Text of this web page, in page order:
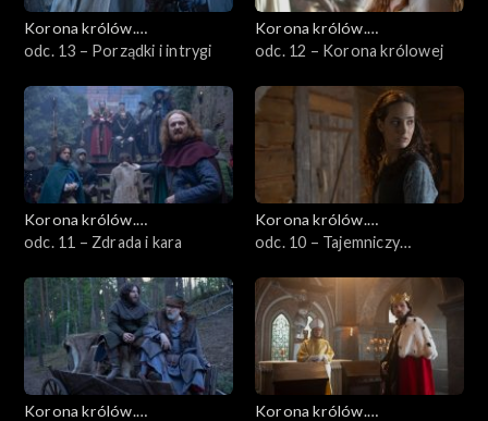
Korona królów.
Jagiellonowie
odc. 13 – Porządki i intrygi
Korona królów.
Jagiellonowie
odc. 12 – Korona królowej
Korona królów.
Jagiellonowie
odc. 11 – Zdrada i kara
Korona królów.
Jagiellonowie
odc. 10 – Tajemniczy
Korona królów.
Korona królów.